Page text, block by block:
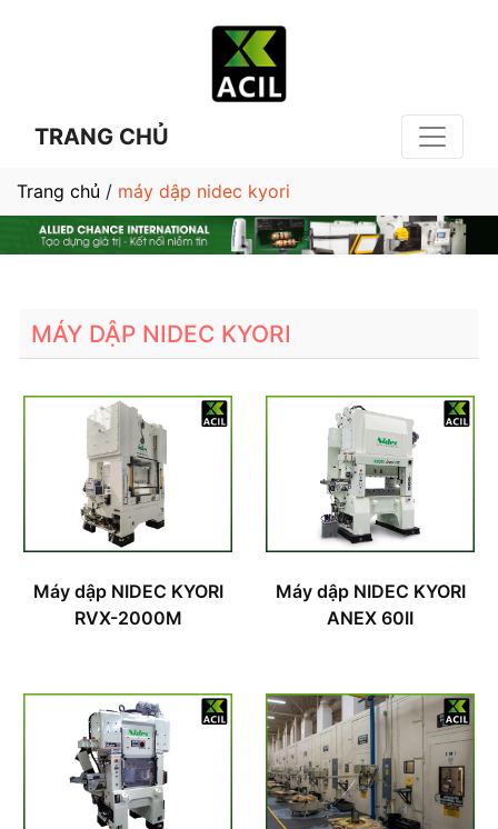
TRANG CHỦ
Trang chủ / máy dập nidec kyori
MÁY DẬP NIDEC KYORI
Máy dập NIDEC KYORI
RVX-2000M
Máy dập NIDEC KYORI
ANEX 60II